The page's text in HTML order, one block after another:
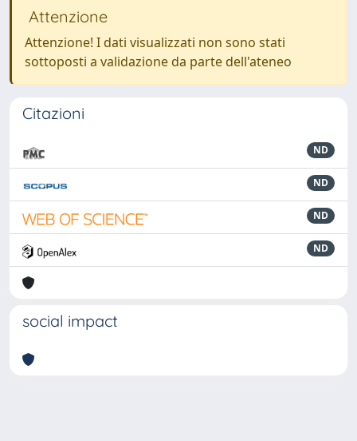
Attenzione
Attenzione! I dati visualizzati non sono stati
sottoposti a validazione da parte dell'ateneo
Citazioni
ND
ND
ND
ND
social impact